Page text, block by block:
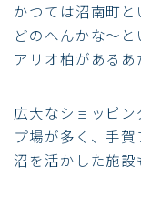
かつては沼南町と
どのへんかな～
アリオ柏があるあ
広大なショッピ
プ場が多く、手
沼を活かした施設